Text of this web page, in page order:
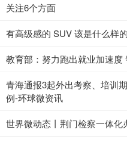
关注6个方面
有高级感的 SUV 该是什么样
教育部：努力跑出就业加速度
青海通报3起外出考察、培训
例-环球微资讯
世界微动态丨荆门检察一体